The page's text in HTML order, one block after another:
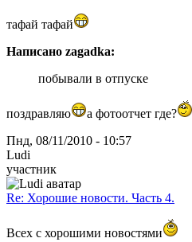
тафай тафай
Написано zagadka:
побывали в отпуске
поздравляю
а фотоотчет где?
Пнд, 08/11/2010 - 10:57
Ludi
участник
Re: Хорошие новости. Часть 4.
Всех с хорошими новостями